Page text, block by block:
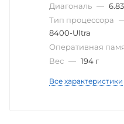
Диагональ — 6.83
Тип процессора
8400-Ultra
Оперативная
Вес — 194 г
Все характеристики